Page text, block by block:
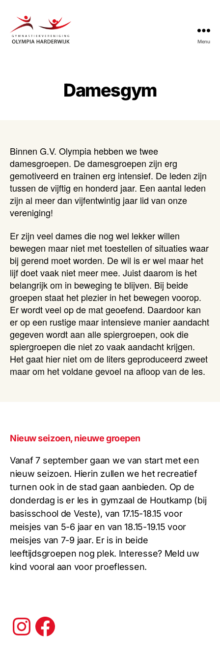
Menu
Damesgym
Binnen G.V. Olympia hebben we twee
damesgroepen. De damesgroepen zijn erg
gemotiveerd en trainen erg intensief. De leden zijn
tussen de vijftig en honderd jaar. Een aantal leden
zijn al meer dan vijfentwintig jaar lid van onze
vereniging!
Er zijn veel dames die nog wel lekker willen
bewegen maar niet met toestellen of situaties waar
bij gerend moet worden. De wil is er wel maar het
lijf doet vaak niet meer mee. Juist daarom is het
belangrijk om in beweging te blijven. Bij beide
groepen staat het plezier in het bewegen voorop.
Er wordt veel op de mat geoefend. Daardoor kan
er op een rustige maar intensieve manier aandacht
gegeven wordt aan alle spiergroepen, ook die
spiergroepen die niet zo vaak aandacht krijgen.
Het gaat hier niet om de liters geproduceerd zweet
maar om het voldane gevoel na afloop van de les.
Nieuw seizoen, nieuwe groepen
Vanaf 7 september gaan we van start met een
nieuw seizoen. Hierin zullen we het recreatief
turnen ook in de stad gaan aanbieden. Op de
donderdag is er les in gymzaal de Houtkamp (bij
basisschool de Veste), van 17.15-18.15 voor
meisjes van 5-6 jaar en van 18.15-19.15 voor
meisjes van 7-9 jaar. Er is in beide
leeftijdsgroepen nog plek. Interesse? Meld uw
kind vooral aan voor proeflessen.
Instagram
Facebook